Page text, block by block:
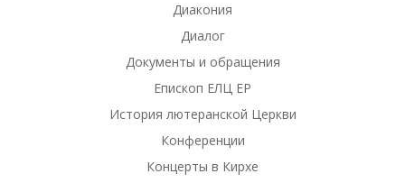
Диакония
Диалог
Документы и обращения
Епископ ЕЛЦ ЕР
История лютеранской Церкви
Конференции
Концерты в Кирхе